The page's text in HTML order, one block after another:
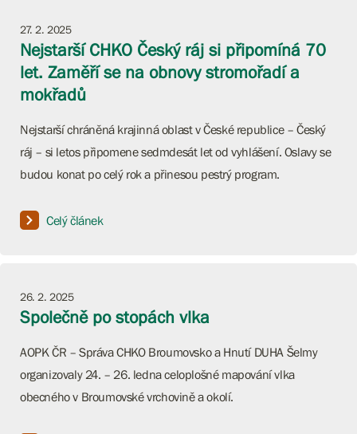
27. 2. 2025
Nejstarší CHKO Český ráj si připomíná 70
let. Zaměří se na obnovy stromořadí a
mokřadů
Nejstarší chráněná krajinná oblast v České republice – Český
ráj – si letos připomene sedmdesát let od vyhlášení. Oslavy se
budou konat po celý rok a přinesou pestrý program.
Celý článek
26. 2. 2025
Společně po stopách vlka
AOPK ČR – Správa CHKO Broumovsko a Hnutí DUHA Šelmy
organizovaly 24. – 26. ledna celoplošné mapování vlka
obecného v Broumovské vrchovině a okolí.